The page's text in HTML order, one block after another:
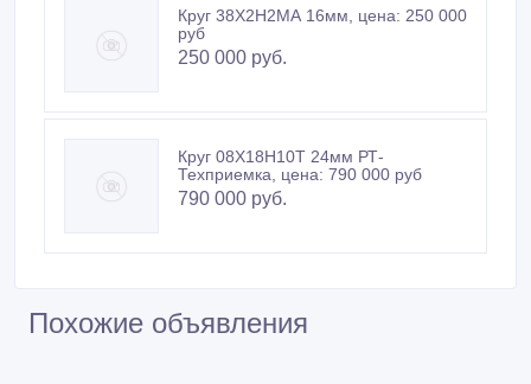
Круг 38Х2Н2МА 16мм, цена: 250 000
руб
250 000 руб.
Круг 08Х18Н10Т 24мм РТ-
Техприемка, цена: 790 000 руб
790 000 руб.
Похожие объявления